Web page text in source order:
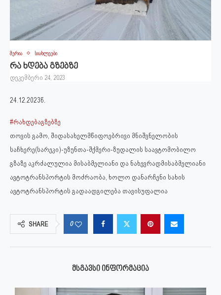
მერია სიახლეები
რა ხდება გზებზე
დეკემბერი 24, 2023
24.12.2023წ.
#რახდებაგზებზე
თოვის გამო, შიდასახელმწიფოებრივი მნიშვნელობის
საჩხერე(სარეკი)-უზუნთა-შქმერი-ზუდალის საავტომობილო
გზაზე აკრძალულია მისაბმელიანი და ნახევრადმისაბმელიანი
ავტოტრანსპორტის მოძრაობა, ხოლო დანარჩენი სახის
ავტოტრანსპორტის გადაადგილება თავისუფალია
SHARE 0
ᲛᲡᲒᲐᲕᲡᲘ ᲘᲜᲤᲝᲠᲛᲐᲪᲘᲐ